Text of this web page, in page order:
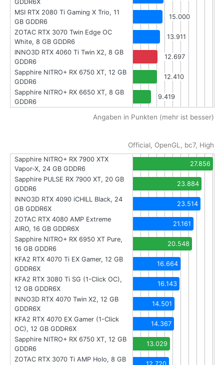
GDDR6X
MSI RTX 2080 Ti Gaming X Trio, 11
GB GDDR6
15.000
ZOTAC RTX 3070 Twin Edge OC
White, 8 GB GDDR6
13.911
INNO3D RTX 4060 Ti Twin X2, 8 GB
GDDR6
12.697
Sapphire NITRO+ RX 6750 XT, 12 GB
GDDR6
12.410
Sapphire NITRO+ RX 6650 XT, 8 GB
GDDR6
9.419
Angaben in Punkten (mehr ist besser)
Official, OpenGL, bc7, High
Sapphire NITRO+ RX 7900 XTX
Vapor-X, 24 GB GDDR6
27.856
Sapphire PULSE RX 7900 XT, 20 GB
GDDR6
23.884
INNO3D RTX 4090 iCHILL Black, 24
GB GDDR6X
23.514
ZOTAC RTX 4080 AMP Extreme
AIRO, 16 GB GDDR6X
21.161
Sapphire NITRO+ RX 6950 XT Pure,
16 GB GDDR6
20.548
KFA2 RTX 4070 Ti EX Gamer, 12 GB
GDDR6X
16.664
KFA2 RTX 3080 Ti SG (1-Click OC),
12 GB GDDR6X
16.143
INNO3D RTX 4070 Twin X2, 12 GB
GDDR6X
14.501
KFA2 RTX 4070 EX Gamer (1-Click
OC), 12 GB GDDR6X
14.367
Sapphire NITRO+ RX 6750 XT, 12 GB
GDDR6
13.029
ZOTAC RTX 3070 Ti AMP Holo, 8 GB